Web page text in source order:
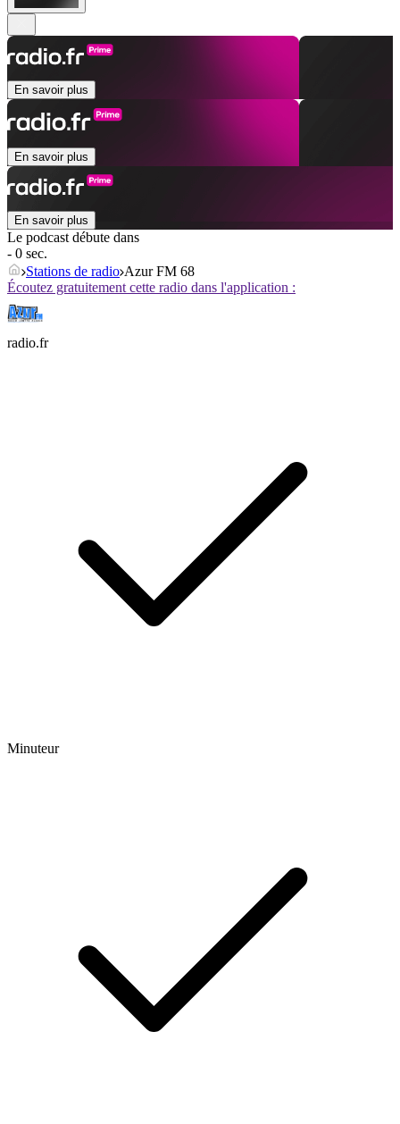
En savoir plus
En savoir plus
En savoir plus
Le podcast débute dans
- 0 sec.
Stations de radio Azur FM 68
Écoutez gratuitement cette radio dans l'application :
radio.fr
Minuteur